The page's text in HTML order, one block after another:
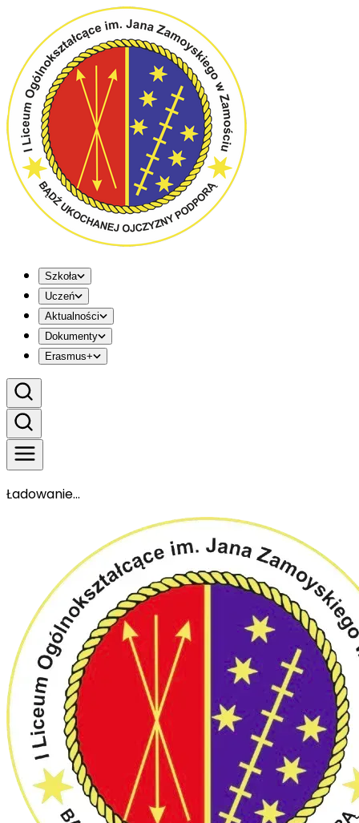
Szkoła
Uczeń
Aktualności
Dokumenty
Erasmus+
Ładowanie...